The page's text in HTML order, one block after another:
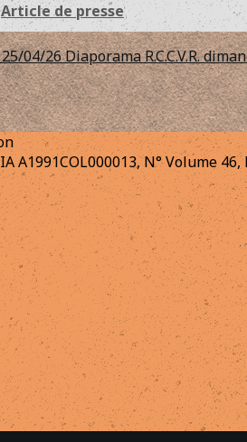
Article de presse
25/04/26Diaporama R.C.C.V.R.
N° Volume 46,